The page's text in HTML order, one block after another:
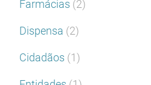
Farmácias (2)
Dispensa (2)
Cidadãos (1)